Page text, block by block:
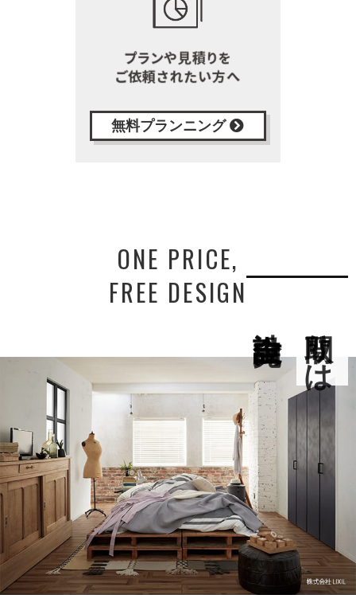
無料プランニング
ONE PRICE,
FREE DESIGN
間取りは